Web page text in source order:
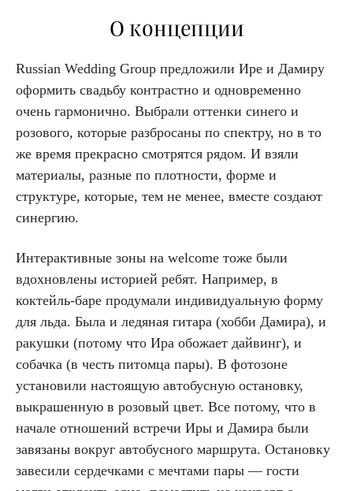
О концепции
Russian Wedding Group предложили Ире и Дамиру
оформить свадьбу контрастно и одновременно
очень гармонично. Выбрали оттенки синего и
розового, которые разбросаны по спектру, но в то
же время прекрасно смотрятся рядом. И взяли
материалы, разные по плотности, форме и
структуре, которые, тем не менее, вместе создают
синергию.
Интерактивные зоны на welcome тоже были
вдохновлены историей ребят. Например, в
коктейль-баре продумали индивидуальную форму
для льда. Была и ледяная гитара (хобби Дамира), и
ракушки (потому что Ира обожает дайвинг), и
собачка (в честь питомца пары). В фотозоне
установили настоящую автобусную остановку,
выкрашенную в розовый цвет. Все потому, что в
начале отношений встречи Иры и Дамира были
завязаны вокруг автобусного маршрута. Остановку
завесили сердечками с мечтами пары — гости